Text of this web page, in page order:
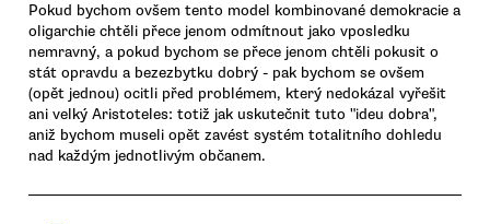
Pokud bychom ovšem tento model kombinované demokracie a
oligarchie chtěli přece jenom odmítnout jako vposledku
nemravný, a pokud bychom se přece jenom chtěli pokusit o
stát opravdu a bezezbytku dobrý - pak bychom se ovšem
(opět jednou) ocitli před problémem, který nedokázal vyřešit
ani velký Aristoteles: totiž jak uskutečnit tuto "ideu dobra",
aniž bychom museli opět zavést systém totalitního dohledu
nad každým jednotlivým občanem.